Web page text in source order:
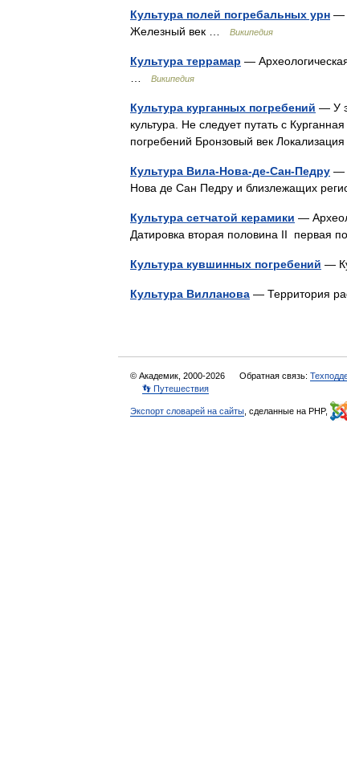
Культура полей погребальных урн —
Железный век …
Википедия
Культура террамар —
…
Википедия
Культура курганных погребений — У
культура. Не следует путать с
погребений Бронзовый век
Культура Вила-Нова-де-Сан-Педру —
Нова де Сан Педру и близлежащих
Культура сетчатой керамики —
Датировка вторая половина II первая
Культура кувшинных погребений —
Культура Вилланова — Территория
© Академик, 2000-2026 Обратная связь:
👣 Путешествия
Экспорт словарей на сайты , сделанные на PHP,